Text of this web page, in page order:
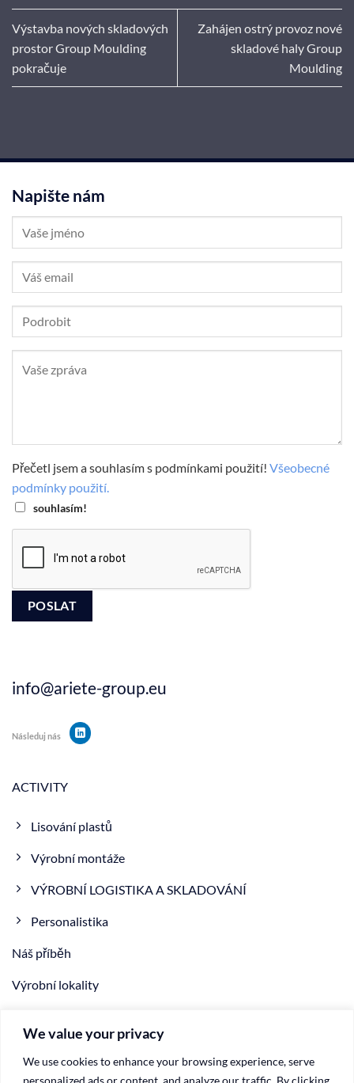
We value your privacy
We use cookies to enhance your browsing experience, serve
personalized ads or content, and analyze our traffic. By clicking
Výstavba nových skladových
prostor Group Moulding
pokračuje
Zahájen ostrý provoz nové
skladové haly Group
Moulding
ACTIVITY
Lisování plastů
Výrobní montáže
VÝROBNÍ LOGISTIKA A SKLADOVÁNÍ
Personalistika
Náš příběh
Výrobní lokality
Kontakty
Napište nám
Přečetl jsem a souhlasím s podmínkami použití! Všeobecné
podmínky použití.
souhlasím!
info@ariete-group.eu
Následuj nás